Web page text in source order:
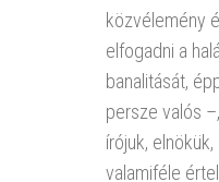
közvélemény
elfogadni a
banalitását,
persze valós
írójuk,
valamiféle